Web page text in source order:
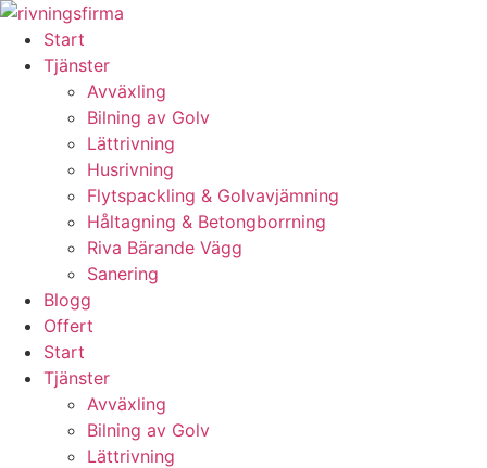
Skip
content
Start
Tjänster
Avväxling
Bilning av Golv
Lättrivning
Husrivning
Flytspackling & Golvavjämning
Håltagning & Betongborrning
Riva Bärande Vägg
Sanering
Blogg
Offert
Start
Tjänster
Avväxling
Bilning av Golv
Lättrivning